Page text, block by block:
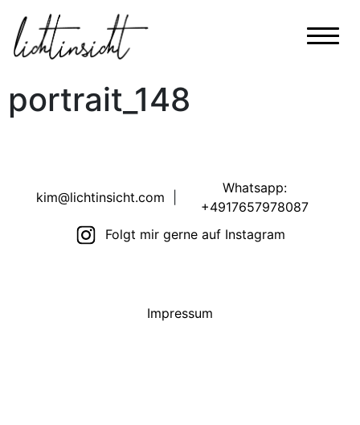
portrait_148
kim@lichtinsicht.com
Whatsapp:
+4917657978087
Folgt mir gerne auf Instagram
Impressum